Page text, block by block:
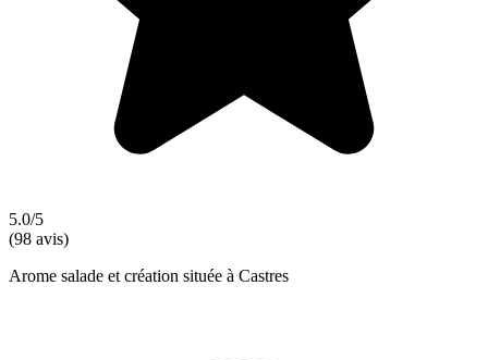
5.0/5
(98 avis)
Arome salade et création située à Castres